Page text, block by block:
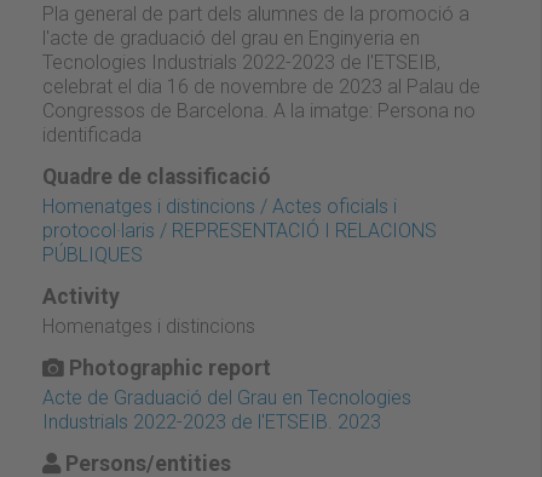
Pla general de part dels alumnes de la promoció a
l'acte de graduació del grau en Enginyeria en
Tecnologies Industrials 2022-2023 de l'ETSEIB,
celebrat el dia 16 de novembre de 2023 al Palau de
Congressos de Barcelona. A la imatge: Persona no
identificada
Quadre de classificació
Homenatges i distincions / Actes oficials i
protocol·laris / REPRESENTACIÓ I RELACIONS
PÚBLIQUES
Activity
Homenatges i distincions
Photographic report
Acte de Graduació del Grau en Tecnologies
Industrials 2022-2023 de l'ETSEIB. 2023
Persons/entities